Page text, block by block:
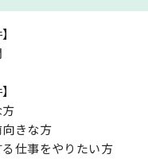
方
向きな方
る仕事をやりたい方